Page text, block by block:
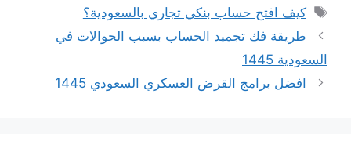
الوسوم
كيف افتح حساب بنكي تجاري بالسعودية؟
طريقة فك تجميد الحساب بسبب الحوالات في
السعودية 1445
افضل برامج القرض العسكري السعودي 1445